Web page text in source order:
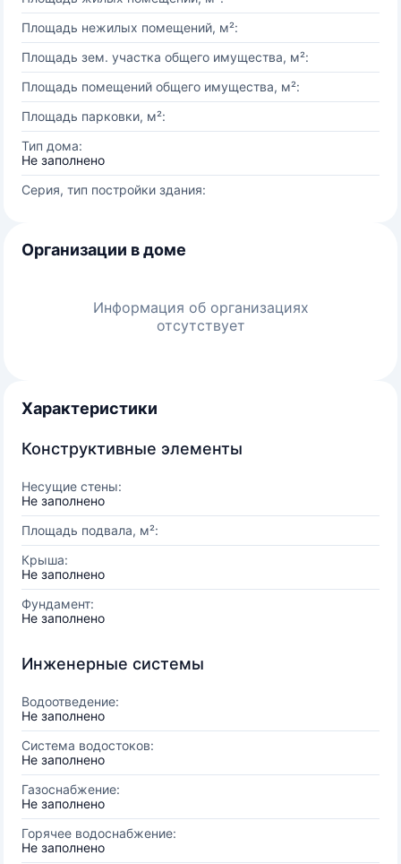
Площадь нежилых помещений, м²:
Площадь зем. участка общего имущества, м²:
Площадь помещений общего имущества, м²:
Площадь парковки, м²:
Тип дома:
Не заполнено
Серия, тип постройки здания:
Организации в доме
Информация об организациях
отсутствует
Характеристики
Конструктивные элементы
Несущие стены:
Не заполнено
Площадь подвала, м²:
Крыша:
Не заполнено
Фундамент:
Не заполнено
Инженерные системы
Водоотведение:
Не заполнено
Система водостоков:
Не заполнено
Газоснабжение:
Не заполнено
Горячее водоснабжение:
Не заполнено